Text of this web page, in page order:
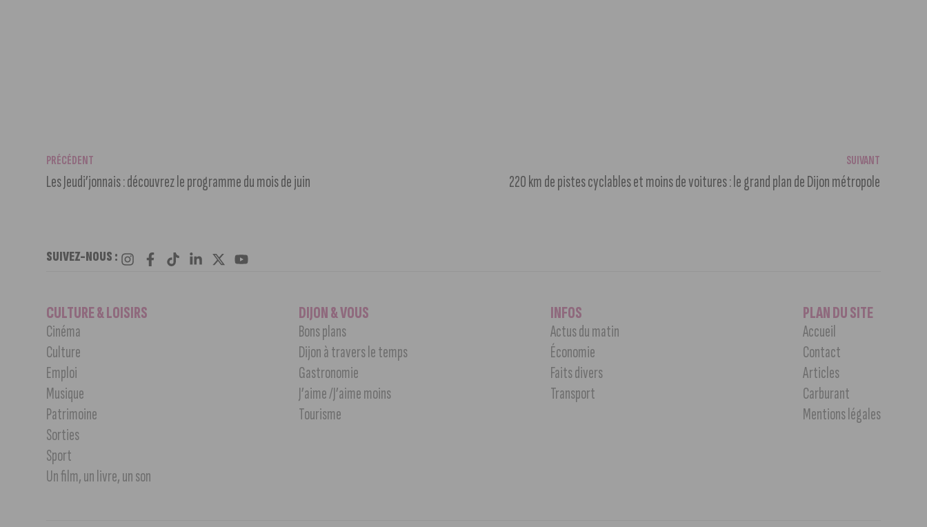
PRÉCÉDENT
Les Jeudi’jonnais : découvrez le programme du mois de juin
SUIVANT
220 km de pistes cyclables et moins de voitures : le grand plan de Dijon métropole
SUIVEZ-NOUS :
CULTURE & LOISIRS
Cinéma
Culture
Emploi
Musique
Patrimoine
Sorties
Sport
Un film, un livre, un son
DIJON & VOUS
Bons plans
Dijon à travers le temps
Gastronomie
J’aime /J’aime moins
Tourisme
INFOS
Actus du matin
Économie
Faits divers
Transport
PLAN DU SITE
Accueil
Contact
Articles
Carburant
Mentions légales